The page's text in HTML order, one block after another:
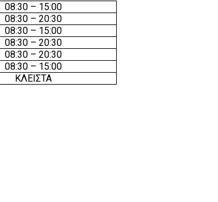
08:30– 15:00
08:30– 20:30
08:30 – 15:00
08:30 – 20:30
08:30 – 20:30
08:30– 15:00
ΚΛΕΙΣΤΑ